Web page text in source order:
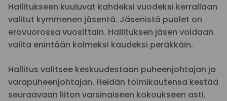
Hallitukseen kuuluvat kahdeksi vuodeksi kerrallaan
valitut kymmenen jäsentä. Jäsenistä puolet on
erovuorossa vuosittain. Hallituksen jäsen voidaan
valita enintään kolmeksi kaudeksi peräkkäin.
Hallitus valitsee keskuudestaan puheenjohtajan ja
varapuheenjohtajan. Heidän toimikautensa kestää
seuraavaan liiton varsinaiseen kokoukseen asti.